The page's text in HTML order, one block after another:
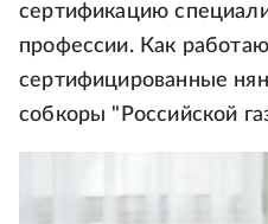
сертификацию
профессии. Как
сертифицированные
собкоры "Российской